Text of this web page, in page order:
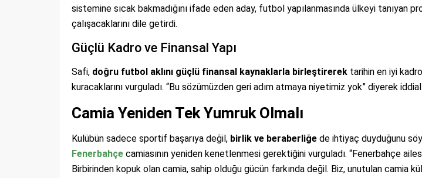
sistemine sıcak bakmadığını ifade eden aday, futbol yapılanmasında ülkeyi tanıyan
çalışacaklarını dile getirdi.
Güçlü Kadro ve Finansal Yapı
Safi, doğru futbol aklını güçlü finansal kaynaklarla birleştirerek tarihin en iyi
kuracaklarını vurguladı. “Bu sözümüzden geri adım atmaya niyetimiz yok” diyerek
Camia Yeniden Tek Yumruk Olmalı
Kulübün sadece sportif başarıya değil, birlik ve beraberliğe de ihtiyaç duyduğunu
Fenerbahçe camiasının yeniden kenetlenmesi gerektiğini vurguladı. “Fenerbahçe
Birbirinden kopuk olan camia, sahip olduğu gücün farkında değil. Biz, unutulan camia